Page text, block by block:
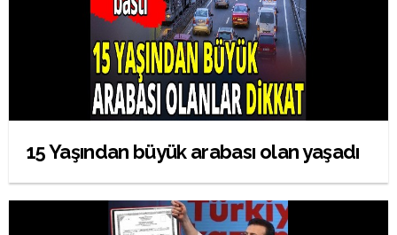
15 Yaşından büyük arabası olan yaşadı